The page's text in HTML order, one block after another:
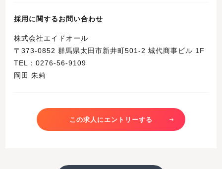
採用に関するお問い合わせ
株式会社エイドオール
〒373-0852 群馬県太田市新井町501-2 城代商事ビル 1F
TEL：0276-56-9109
岡田 朱莉
この求人にエントリーする